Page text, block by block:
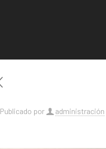
Publicado por administración